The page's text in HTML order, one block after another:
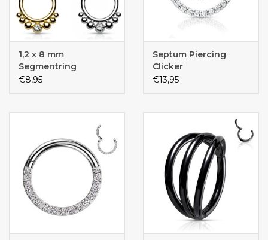
1,2 x 8 mm
Segmentring
Klappverschluss
€8,95
Septum Piercing
Clicker
€13,95